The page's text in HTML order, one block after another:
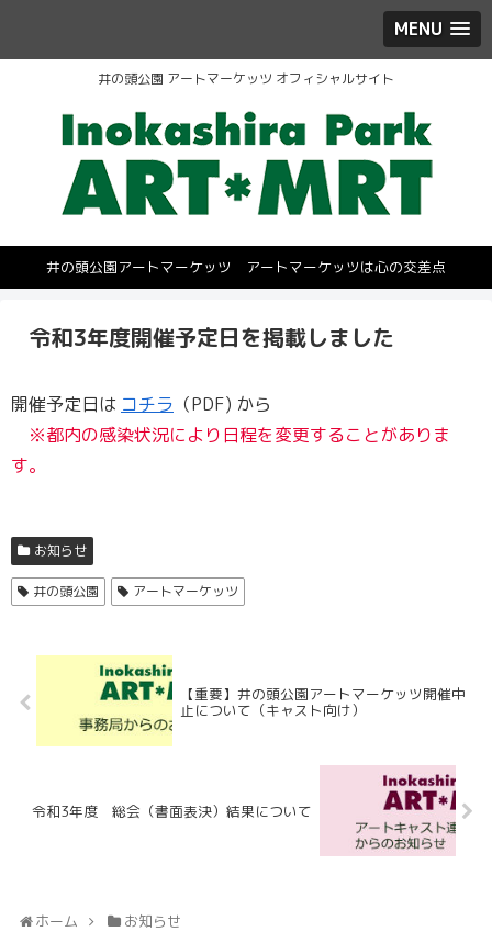
MENU
井の頭公園 アートマーケッツ オフィシャルサイト
井の頭公園アートマーケッツ アートマーケッツは心の交差点
令和3年度開催予定日を掲載しました
開催予定日は コチラ （PDF) から
※都内の感染状況により日程を変更することがありま
す。
お知らせ
井の頭公園 アートマーケッツ
【重要】井の頭公園アートマーケッツ開催中
止について（キャスト向け）
令和3年度 総会（書面表決）結果について
ホーム お知らせ